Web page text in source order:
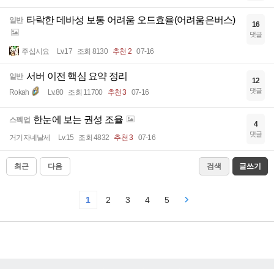
일반 타락한 데바성 보통 어려움 오드효율(어려움은버스)
주십시요 Lv.17 조회 8130 추천 2 07-16
16
댓글
일반 서버 이전 핵심 요약 정리
Rokah Lv.80 조회 11700 추천 3 07-16
12
댓글
스펙업 한눈에 보는 권성 조율
거기자네날세 Lv.15 조회 4832 추천 3 07-16
4
댓글
최근 다음 검색 글쓰기
1 2 3 4 5